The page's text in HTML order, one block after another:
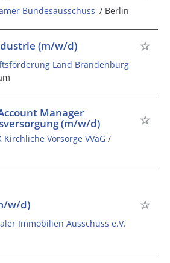
Bundesausschuss' / Berlin
(m/w/d)
Land Brandenburg
Manager
(m/w/d)
Kirchliche Vorsorge VVaG /
w/d)
Immobilien Ausschuss e.V.